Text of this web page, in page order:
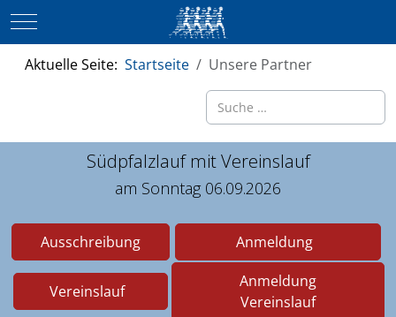
Mobile Menu Toggle
Aktuelle Seite: Startseite
Unsere Partner
Suchen
Südpfalzlauf mit Vereinslauf
am Sonntag 06.09.2026
Ausschreibung Anmeldung
Vereinslauf
Anmeldung
Vereinslauf